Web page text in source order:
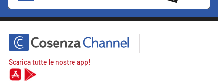
Scarica tutte le nostre app!